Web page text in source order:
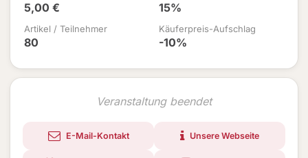
5,00 € 15%
Artikel / Teilnehmer
80
Käuferpreis-Aufschlag
-10%
Veranstaltung beendet
E-Mail-Kontakt Unsere Webseite